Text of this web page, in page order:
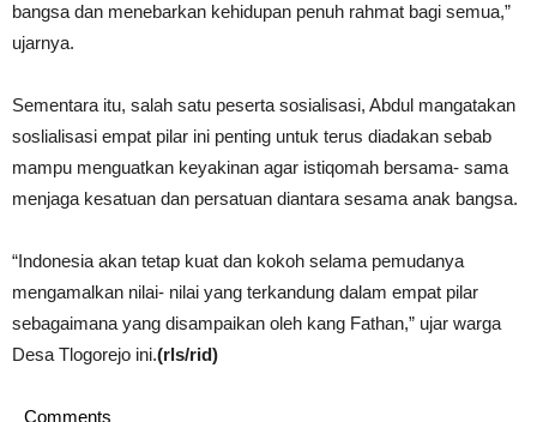
bangsa dan menebarkan kehidupan penuh rahmat bagi semua,”
ujarnya.
Sementara itu, salah satu peserta sosialisasi, Abdul mangatakan
soslialisasi empat pilar ini penting untuk terus diadakan sebab
mampu menguatkan keyakinan agar istiqomah bersama- sama
menjaga kesatuan dan persatuan diantara sesama anak bangsa.
“Indonesia akan tetap kuat dan kokoh selama pemudanya
mengamalkan nilai- nilai yang terkandung dalam empat pilar
sebagaimana yang disampaikan oleh kang Fathan,” ujar warga
Desa Tlogorejo ini.(rls/rid)
Comments